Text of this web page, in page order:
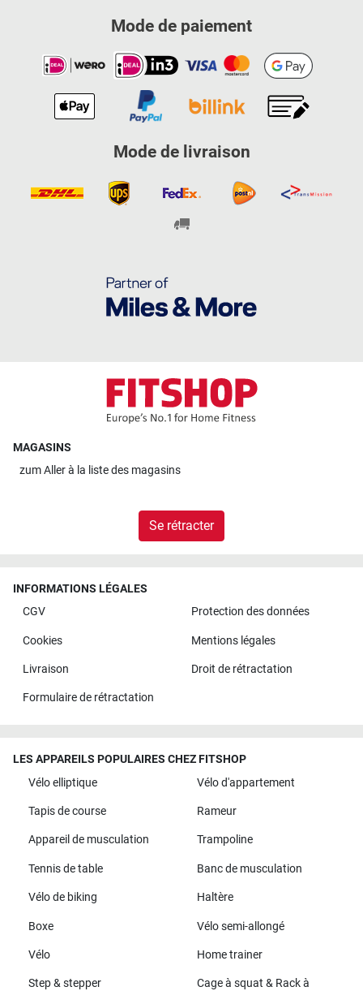
Mode de paiement
Mode de livraison
MAGASINS
zumAller à la liste des magasins
Se rétracter
INFORMATIONS LÉGALES
CGV
Protection des données
Cookies Mentions légales
Livraison Droit de rétractation
Formulaire de rétractation
LES APPAREILS POPULAIRES CHEZ FITSHOP
Vélo elliptique
Vélo d'appartement
Tapis de course Rameur
Appareil de musculation Trampoline
Tennis de table Banc de musculation
Vélo de biking Haltère
Boxe Vélo semi-allongé
Vélo Home trainer
Step & stepper Cage à squat & Rack à